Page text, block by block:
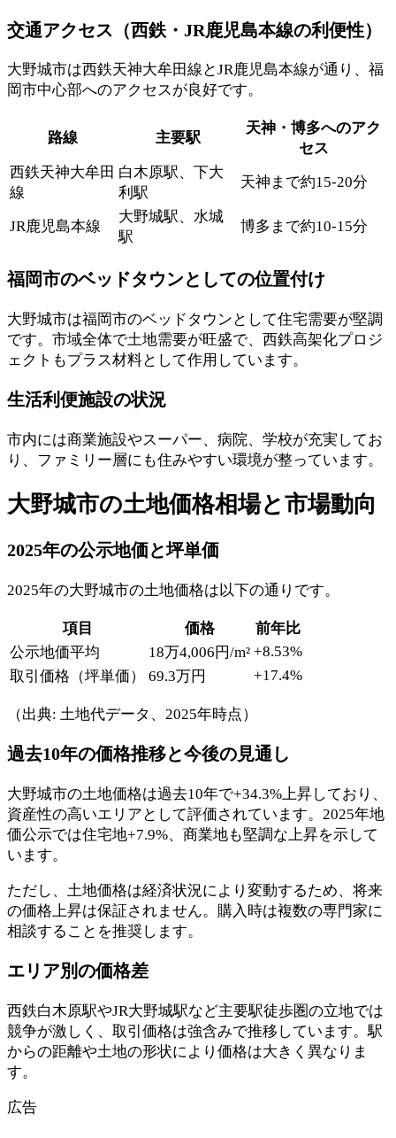
交通アクセス（西鉄・JR鹿児島本線の利便性）
大野城市は西鉄天神大牟田線とJR鹿児島本線が通り、福
岡市中心部へのアクセスが良好です。
路線 主要駅
天神・博多へのアク
セス
西鉄天神大牟田
線
白木原駅、下大
利駅
天神まで約15-20分
JR鹿児島本線
大野城駅、水城
駅
博多まで約10-15分
福岡市のベッドタウンとしての位置付け
大野城市は福岡市のベッドタウンとして住宅需要が堅調
です。市域全体で土地需要が旺盛で、西鉄高架化プロジ
ェクトもプラス材料として作用しています。
生活利便施設の状況
市内には商業施設やスーパー、病院、学校が充実してお
り、ファミリー層にも住みやすい環境が整っています。
大野城市の土地価格相場と市場動向
2025年の公示地価と坪単価
2025年の大野城市の土地価格は以下の通りです。
項目 価格
前年比
公示地価平均
18万4,006円/m² +8.53%
取引価格（坪単価）
69.3万円 +17.4%
（出典: 土地代データ、2025年時点）
過去10年の価格推移と今後の見通し
大野城市の土地価格は過去10年で+34.3%上昇しており、
資産性の高いエリアとして評価されています。2025年地
価公示では住宅地+7.9%、商業地も堅調な上昇を示して
います。
ただし、土地価格は経済状況により変動するため、将来
の価格上昇は保証されません。購入時は複数の専門家に
相談することを推奨します。
エリア別の価格差
西鉄白木原駅やJR大野城駅など主要駅徒歩圏の立地では
競争が激しく、取引価格は強含みで推移しています。駅
からの距離や土地の形状により価格は大きく異なりま
す。
広告